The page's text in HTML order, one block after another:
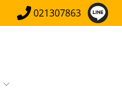
021307863